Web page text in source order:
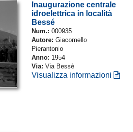
Inaugurazione centrale
idroelettrica in località
Bessé
Num.: 000935
Autore: Giacomello
Pierantonio
Anno: 1954
Via: Via Bessè
Visualizza informazioni